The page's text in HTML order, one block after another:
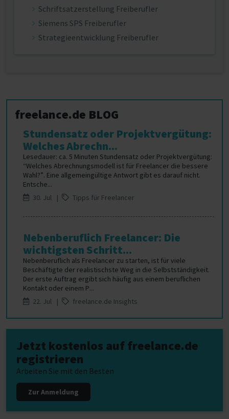
Schriftsatzerstellung Freiberufler
Siemens SPS Freiberufler
Strategieentwicklung Freiberufler
freelance.de BLOG
Stundensatz oder Projektvergütung:
Welches Abrechn...
Lesedauer: ca. 5 Minuten Stundensatz oder Projektvergütung:
“Welches Abrechnungsmodell ist für Freelancer die bessere
Wahl?”. Eine allgemeingültige Antwort gibt es darauf nicht.
Entsche...
30. Jul |
Tipps für Freelancer
Nebenberuflich Freelancer: Die
wichtigsten Schritt...
Nebenberuflich als Freelancer zu starten, ist für viele
Beschäftigte der realistischste Weg in die Selbstständigkeit.
Der erste Auftrag ergibt sich häufig aus einem beruflichen
Kontakt oder einem P...
22. Jul |
freelance.de Insights
Jetzt kostenlos auf freelance.de
registrieren
Arbeiten Sie mit den Besten
Zur Anmeldung